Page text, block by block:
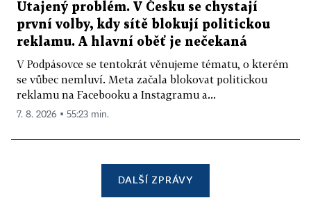
Utajený problém. V Česku se chystají
první volby, kdy sítě blokují politickou
reklamu. A hlavní oběť je nečekaná
V Podpásovce se tentokrát věnujeme tématu, o kterém
se vůbec nemluví. Meta začala blokovat politickou
reklamu na Facebooku a Instagramu a...
7. 8. 2026 ▪ 55:23 min.
DALŠÍ ZPRÁVY